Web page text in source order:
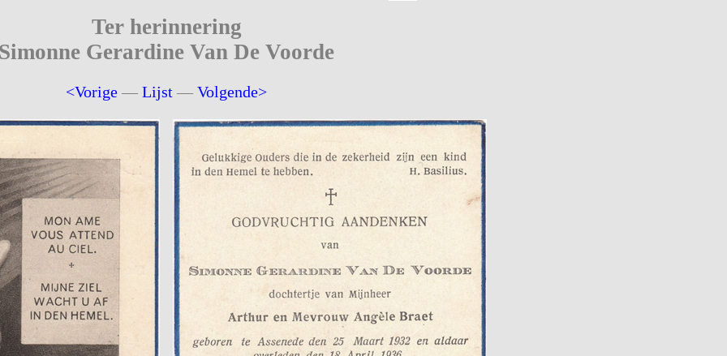
Ter herinnering
Gerardine Van De Voorde
<Vorige —Lijst —Volgende>